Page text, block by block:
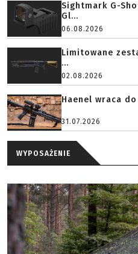
Sightmark G-
Gl...
06.08.2026
Limitowane
...
02.08.2026
Haenel wraca
31.07.2026
WYPOSAŻENIE